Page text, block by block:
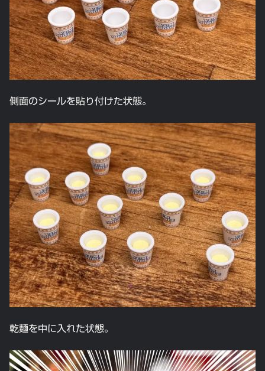
側面のシールを貼り付けた状態。
乾麺を中に入れた状態。